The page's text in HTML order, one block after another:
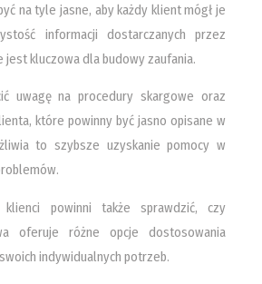
na tyle jasne, aby każdy klient mógł je
informacji dostarczanych przez
kluczowa dla budowy zaufania.
uwagę na procedury skargowe oraz
które powinny być jasno opisane w
to szybsze uzyskanie pomocy w
klienci powinni także sprawdzić, czy
oferuje różne opcje dostosowania
indywidualnych potrzeb.